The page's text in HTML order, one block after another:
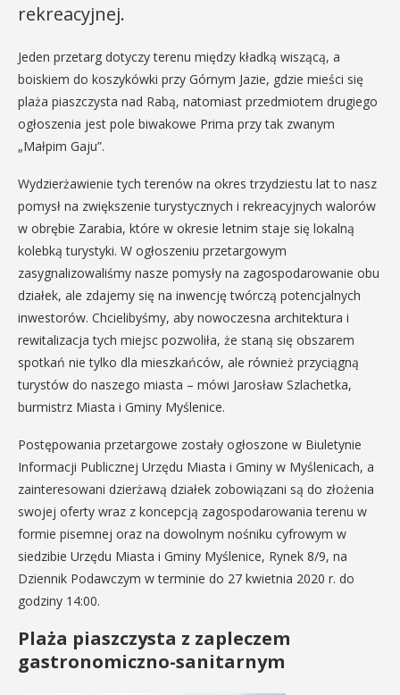
rekreacyjnej.
Jeden przetarg dotyczy terenu między kładką wiszącą, a
boiskiem do koszykówki przy Górnym Jazie, gdzie mieści się
plaża piaszczysta nad Rabą, natomiast przedmiotem drugiego
ogłoszenia jest pole biwakowe Prima przy tak zwanym
„Małpim Gaju”.
Wydzierżawienie tych terenów na okres trzydziestu lat to nasz
pomysł na zwiększenie turystycznych i rekreacyjnych walorów
w obrębie Zarabia, które w okresie letnim staje się lokalną
kolebką turystyki. W ogłoszeniu przetargowym
zasygnalizowaliśmy nasze pomysły na zagospodarowanie obu
działek, ale zdajemy się na inwencję twórczą potencjalnych
inwestorów. Chcielibyśmy, aby nowoczesna architektura i
rewitalizacja tych miejsc pozwoliła, że staną się obszarem
spotkań nie tylko dla mieszkańców, ale również przyciągną
turystów do naszego miasta – mówi Jarosław Szlachetka,
burmistrz Miasta i Gminy Myślenice.
Postępowania przetargowe zostały ogłoszone w Biuletynie
Informacji Publicznej Urzędu Miasta i Gminy w Myślenicach, a
zainteresowani dzierżawą działek zobowiązani są do złożenia
swojej oferty wraz z koncepcją zagospodarowania terenu w
formie pisemnej oraz na dowolnym nośniku cyfrowym w
siedzibie Urzędu Miasta i Gminy Myślenice, Rynek 8/9, na
Dziennik Podawczym w terminie do 27 kwietnia 2020 r. do
godziny 14:00.
Plaża piaszczysta z zapleczem
gastronomiczno-sanitarnym